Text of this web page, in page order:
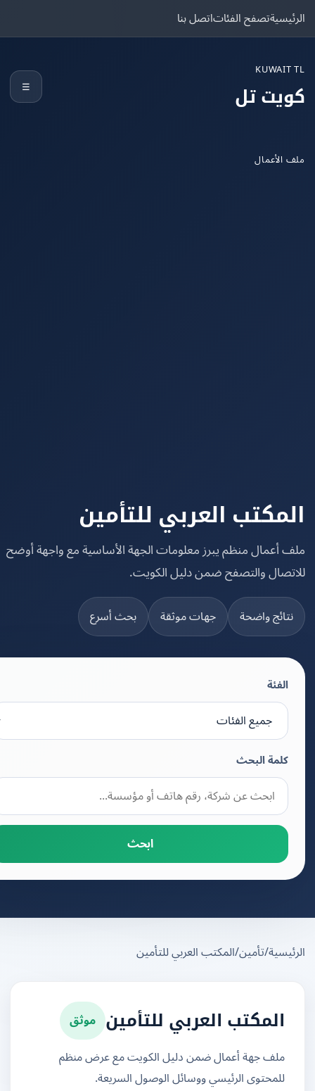
تصفح الفئاتاتصل بنا
تل
العربي للتأمين
منظم يبرز معلومات الجهة الأساسية مع واجهة أوضح
والتصفح ضمن دليل الكويت.
واضحة جهات موثقة بحث أسرع
كلمة البحث
ابحث
/تأمين/المكتب العربي للتأمين
المكتب العربي للتأمين موثق
ملف جهة أعمال ضمن دليل الكويت مع عرض منظم
للمحتوى الرئيسي ووسائل الوصول السريعة.